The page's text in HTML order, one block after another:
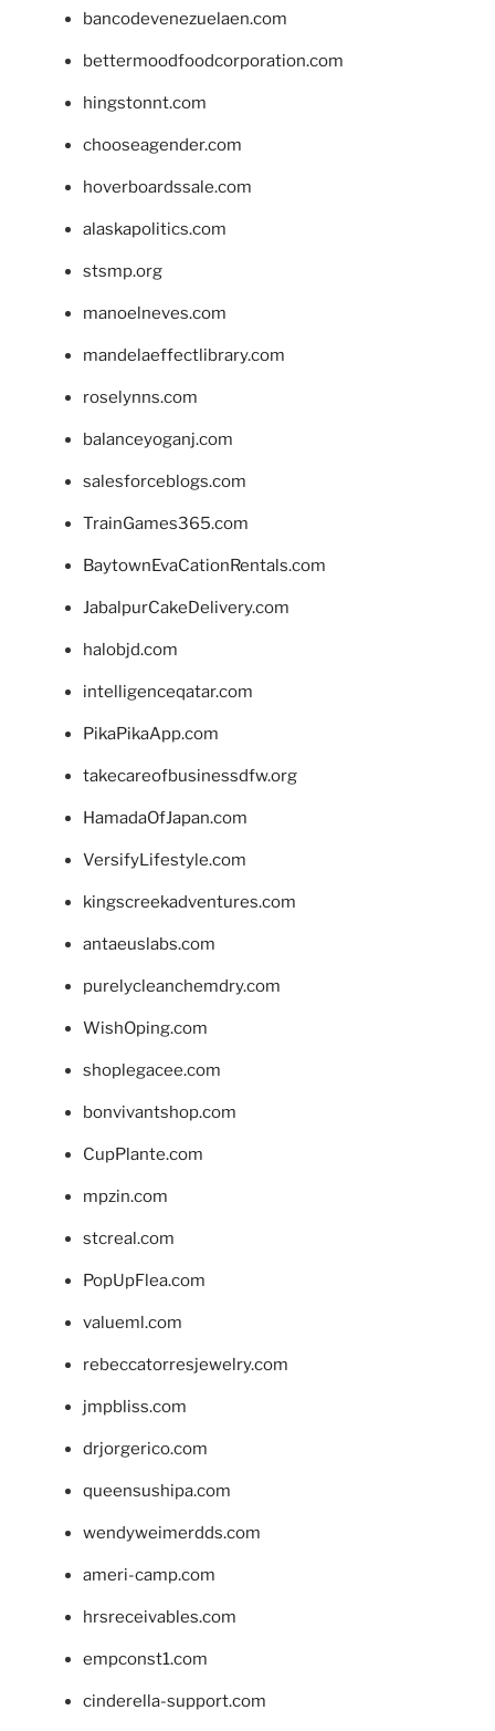
bancodevenezuelaen.com
bettermoodfoodcorporation.com
hingstonnt.com
chooseagender.com
hoverboardssale.com
alaskapolitics.com
stsmp.org
manoelneves.com
mandelaeffectlibrary.com
roselynns.com
balanceyoganj.com
salesforceblogs.com
TrainGames365.com
BaytownEvaCationRentals.com
JabalpurCakeDelivery.com
halobjd.com
intelligenceqatar.com
PikaPikaApp.com
takecareofbusinessdfw.org
HamadaOfJapan.com
VersifyLifestyle.com
kingscreekadventures.com
antaeuslabs.com
purelycleanchemdry.com
WishOping.com
shoplegacee.com
bonvivantshop.com
CupPlante.com
mpzin.com
stcreal.com
PopUpFlea.com
valueml.com
rebeccatorresjewelry.com
jmpbliss.com
drjorgerico.com
queensushipa.com
wendyweimerdds.com
ameri-camp.com
hrsreceivables.com
empconst1.com
cinderella-support.com